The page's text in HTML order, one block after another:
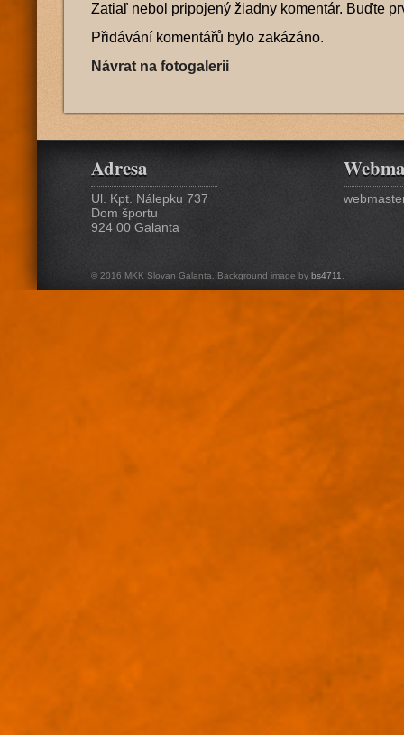
Zatiaľ nebol pripojený žiadny komentár. Buďte
Přidávání komentářů bylo zakázáno.
Návrat na fotogalerii
Adresa
Ul. Kpt. Nálepku 737
Dom športu
924 00 Galanta
© 2016 MKK Slovan Galanta. Background image by bs4711